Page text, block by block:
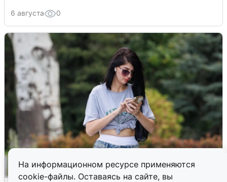
На информационном ресурсе применяются
cookie-файлы. Оставаясь на сайте, вы
6 августа 0